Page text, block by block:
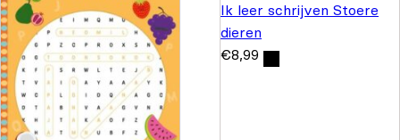
Ik leer schrijven Stoere
dieren
€8,99